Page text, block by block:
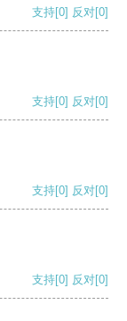
支持[0] 反对[0]
支持[0] 反对[0]
支持[0] 反对[0]
支持[0] 反对[0]